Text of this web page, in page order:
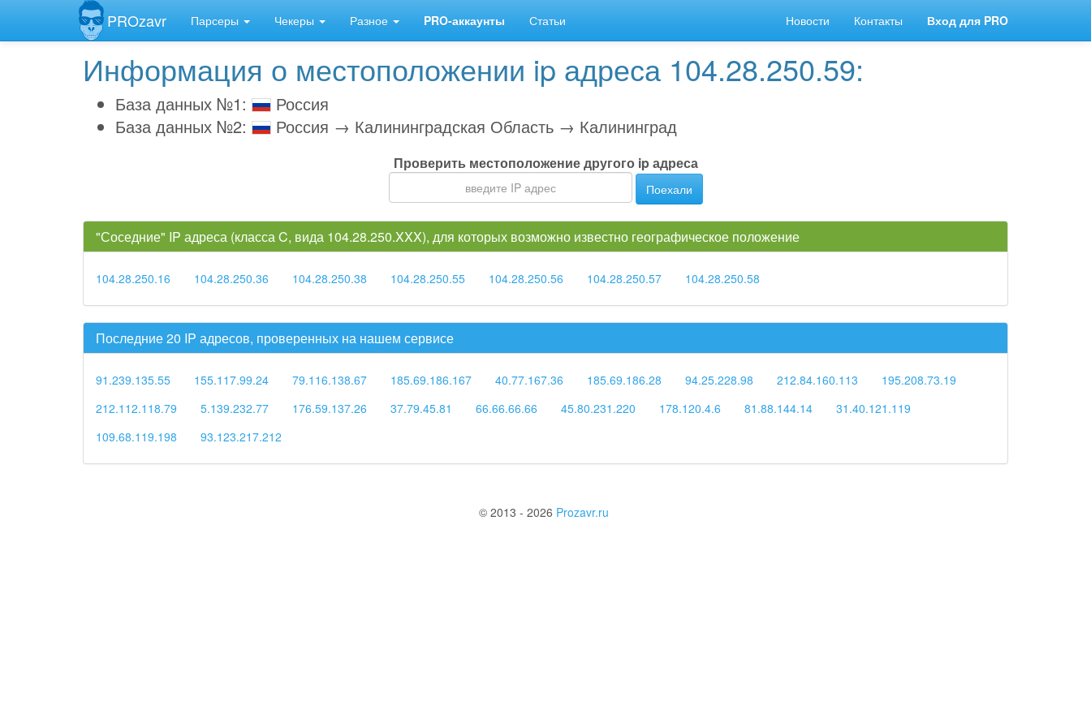
PROzavr Парсеры Чекеры Разное PRO-аккаунты Статьи Новости Контакты Вход для PRO
Информация о местоположении ip адреса 104.28.250.59:
База данных №1:
Россия
База данных №2:
Россия → Калининградская Область → Калининград
Проверить местоположение другого ip адреса
Поехали
"Соседние" IP адреса (класса C, вида 104.28.250.XXX), для которых возможно известно географическое положение
104.28.250.16 104.28.250.36 104.28.250.38 104.28.250.55 104.28.250.56 104.28.250.57 104.28.250.58
Последние 20 IP адресов, проверенных на нашем сервисе
91.239.135.55 155.117.99.24 79.116.138.67 185.69.186.167 40.77.167.36 185.69.186.28 94.25.228.98 212.84.160.113
195.208.73.19
212.112.118.79
5.139.232.77 176.59.137.26 37.79.45.81 66.66.66.66 45.80.231.220 178.120.4.6 81.88.144.14
31.40.121.119
109.68.119.198
93.123.217.212
© 2013 - 2026 Prozavr.ru